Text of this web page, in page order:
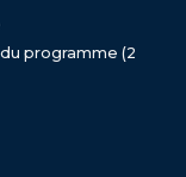
programme (2